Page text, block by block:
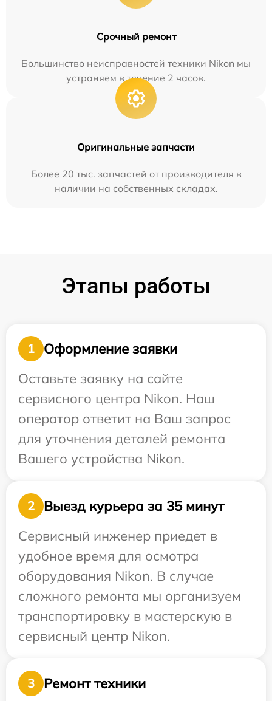
Срочный ремонт
Большинство неисправностей техники Nikon мы
устраняем в течение 2 часов.
Оригинальные запчасти
Более 20 тыс. запчастей от производителя в
наличии на собственных складах.
Этапы работы
1
Оформление заявки
Оставьте заявку на сайте
сервисного центра Nikon. Наш
оператор ответит на Ваш запрос
для уточнения деталей ремонта
Вашего устройства Nikon.
2
Выезд курьера за 35 минут
Сервисный инженер приедет в
удобное время для осмотра
оборудования Nikon. В случае
сложного ремонта мы организуем
транспортировку в мастерскую в
сервисный центр Nikon.
3 Ремонт техники